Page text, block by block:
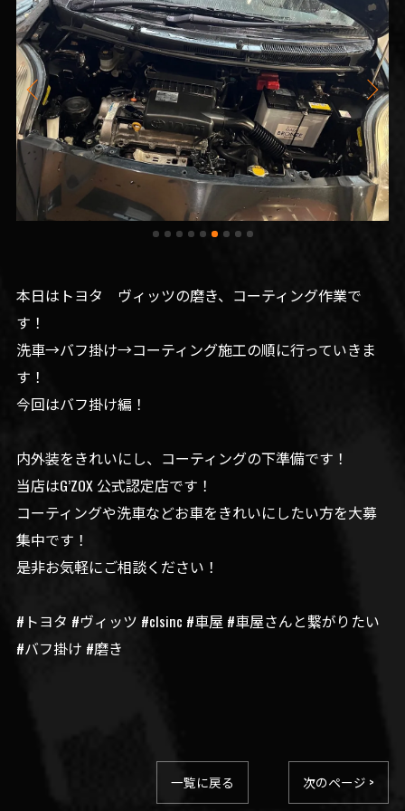
本日はトヨタ ヴィッツの磨き、コーティング作業で
す！
洗車→バフ掛け→コーティング施工の順に行っていきま
す！
今回はバフ掛け編！
内外装をきれいにし、コーティングの下準備です！
当店はG’ZOX 公式認定店です！
コーティングや洗車などお車をきれいにしたい方を大募
集中です！
是非お気軽にご相談ください！
#トヨタ #ヴィッツ #clsinc #車屋 #車屋さんと繋がりたい
#バフ掛け #磨き
一覧に戻る 次のページ >